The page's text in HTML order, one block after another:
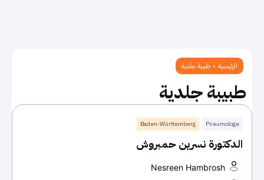
الرئيسية طبيبة جلدية
طبيبة جلدية
Pneumologe
Baden-Württemberg
الدكتورة نسرين حمبروش
Nesreen Hambrosh